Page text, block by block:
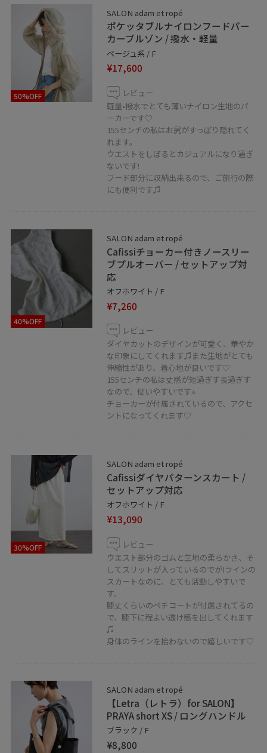
した。
Information
※記載のないものは私物です。
※撮影場所やライティング、お使いのモニター環境によ
って色の見え方が異なる場合がございます。
※商品のカラーは詳細画像の色味をご参照ください。
JUNアプリのお気に入りのコーディネートや、
ショップスタッフの♡をタップ！
→フォローを頂くと【お気に入り】タブから
ご覧いただきやすくなります！
ぜひ、フォローやお気に入りお願いします♡
アトレ吉祥寺店スタッフへのご相談は
【友達追加】をタップしてください。
お気軽にお問合せくださいませ☺︎
SALON adam et ropé アトレ吉祥寺店
東京都武蔵野市吉祥寺南町1-1-24
50%OFF
SALON adam et ropé
ポケッタブルナイロンフードパー
カーブルゾン / 撥水・軽量
ベージュ系 / F
¥17,600
レビュー
軽量•撥水でとても薄いナイロン生地のパ
ーカーです♡
155センチの私はお尻がすっぽり隠れてく
れます。
ウエストをしぼるとカジュアルになり過ぎ
ないです!
フード部分に収納出来るので、ご旅行の際
にも便利です♫
40%OFF
SALON adam et ropé
Cafissiチョーカー付きノースリー
ブプルオーバー / セットアップ対
応
オフホワイト / F
¥7,260
レビュー
ダイヤカットのデザインが可愛く、華やか
な印象にしてくれます♫また生地がとても
伸縮性があり、着心地が良いです♡
155センチの私は丈感が短過ぎず長過ぎず
なので、使いやすいです⭐︎
チョーカーが付属されているので、アクセ
ントになってくれます♡
30%OFF
SALON adam et ropé
Cafissiダイヤパターンスカート /
セットアップ対応
オフホワイト / F
¥13,090
レビュー
ウエスト部分のゴムと生地の柔らかさ、そ
してスリットが入っているのでがIラインの
スカートなのに、とても活動しやすいで
す。
膝丈くらいのペチコートが付属されてるの
で、膝下に程よい透け感を出してくれます
♫
身体のラインを拾わないので嬉しいです♡
SALON adam et ropé
【Letra（レトラ）for SALON】
PRAYA short XS / ロングハンドル
ブラック / F
¥8,800